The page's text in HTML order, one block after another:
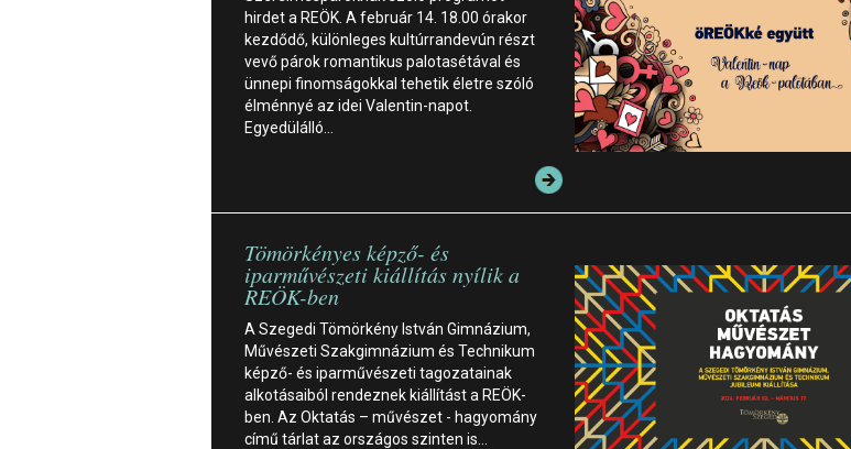
hirdet a REÖK. A február 14. 18.00 órakor
kezdődő, különleges kultúrrandevún részt
vevő párok romantikus palotasétával és
ünnepi finomságokkal tehetik életre szóló
élménnyé az idei Valentin-napot.
Egyedülálló…
Tömörkényes képző- és
iparművészeti kiállítás nyílik a
REÖK-ben
A Szegedi Tömörkény István Gimnázium,
Művészeti Szakgimnázium és Technikum
képző- és iparművészeti tagozatainak
alkotásaiból rendeznek kiállítást a REÖK-
ben. Az Oktatás – művészet - hagyomány
című tárlat az országos szinten is…